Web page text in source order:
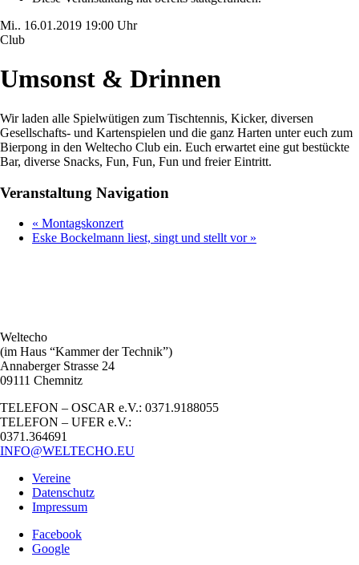
Mi.. 16.01.2019 19:00 Uhr
Club
Umsonst & Drinnen
Wir laden alle Spielwütigen zum Tischtennis, Kicker, diversen
Gesellschafts- und Kartenspielen und die ganz Harten unter euch zum
Bierpong in den Weltecho Club ein. Euch erwartet eine gut bestückte
Bar, diverse Snacks, Fun, Fun, Fun und freier Eintritt.
Veranstaltung Navigation
« Montagskonzert
Eske Bockelmann liest, singt und stellt vor »
Weltecho
(im Haus “Kammer der Technik”)
Annaberger Strasse 24
09111 Chemnitz
TELEFON – OSCAR e.V.: 0371.9188055
TELEFON – UFER e.V.:
0371.364691
INFO@WELTECHO.EU
Vereine
Datenschutz
Impressum
Facebook
Google